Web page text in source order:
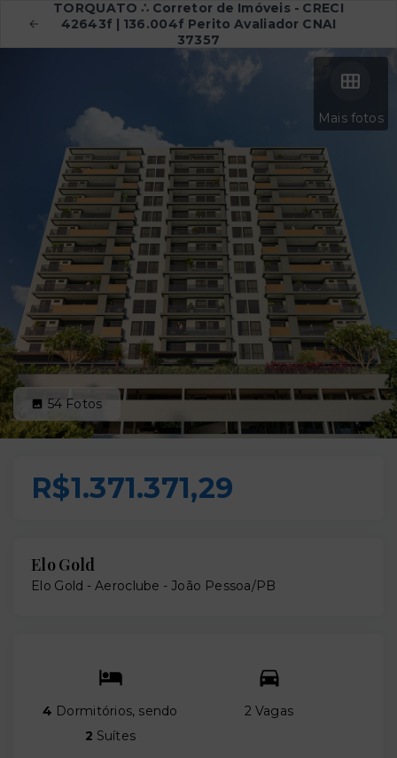
TORQUATO ∴ Corretor de Imóveis - CRECI
42643f | 136.004f Perito Avaliador CNAI
37357
Mais fotos
54 Fotos
R$1.371.371,29
Elo Gold
Elo Gold -Aeroclube - João Pessoa/PB
4 Dormitórios, sendo
2 Suítes
2 Vagas